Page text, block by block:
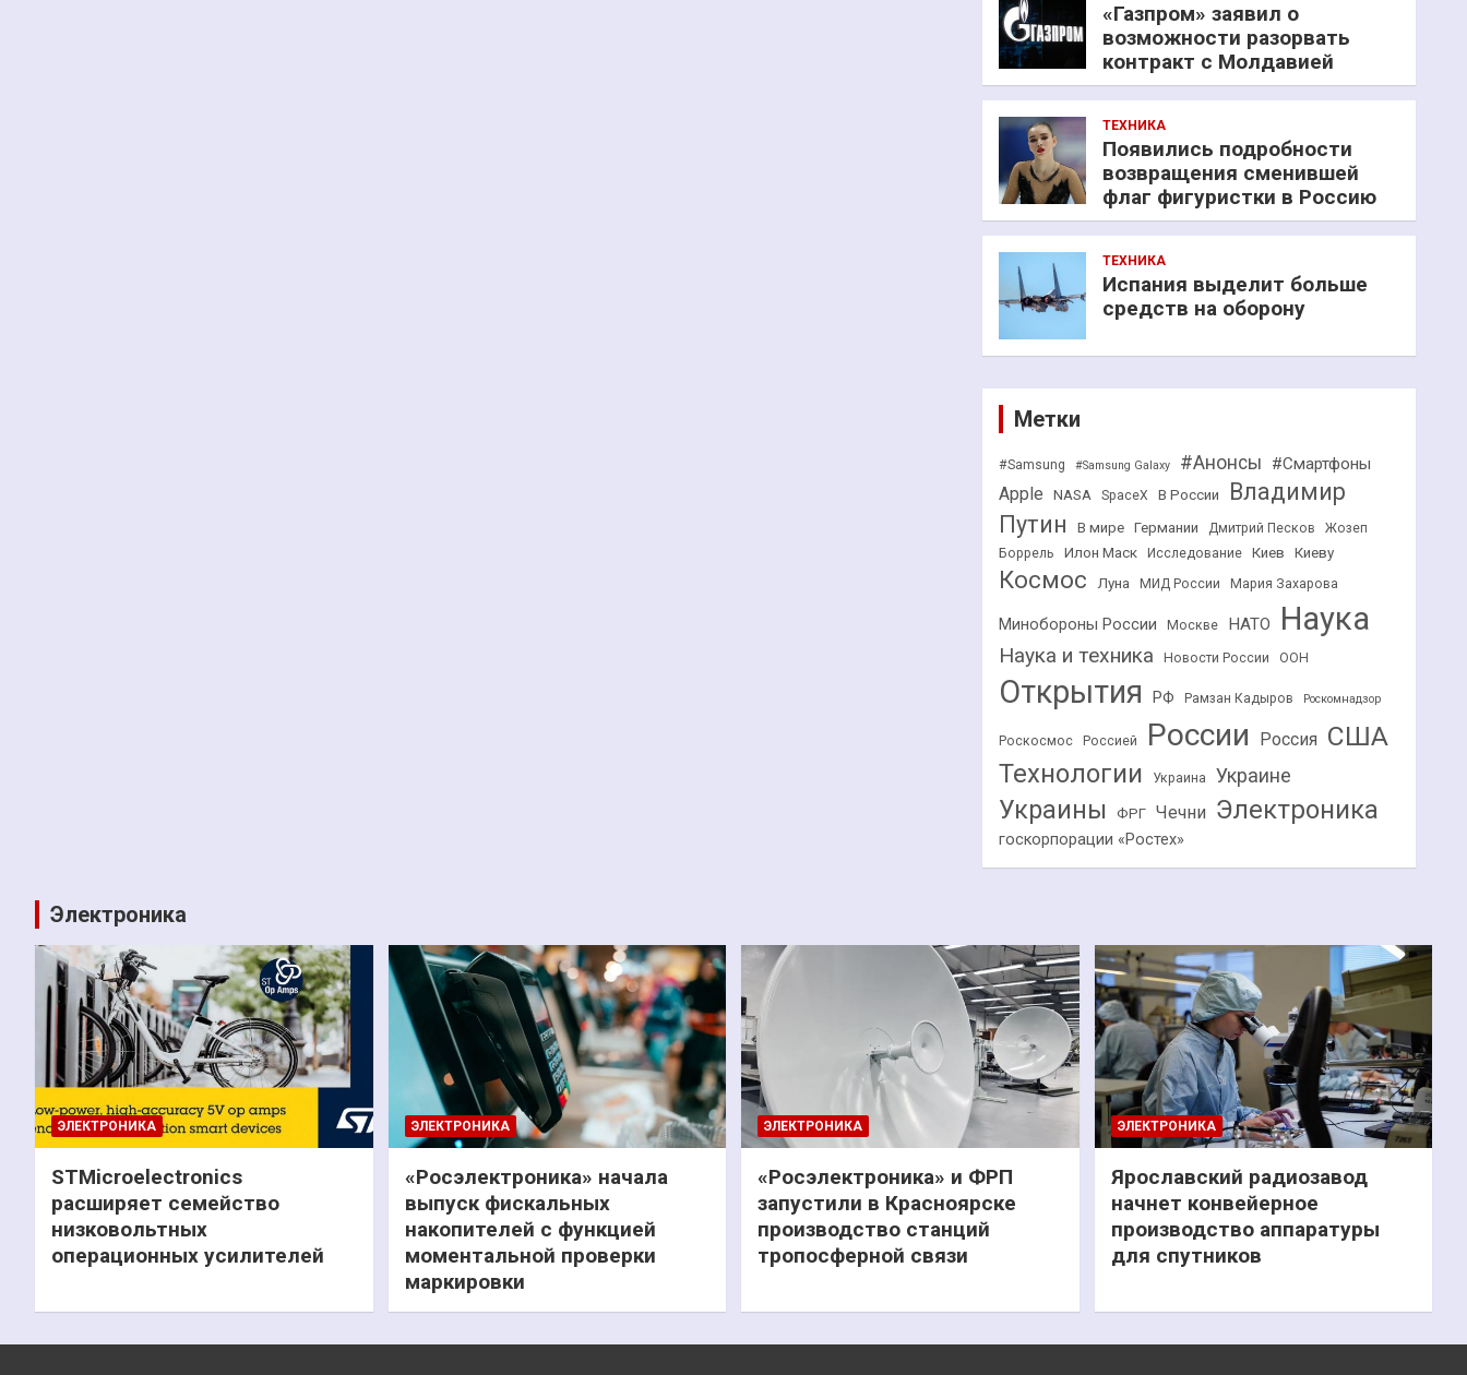
«Газпром» заявил о
возможности разорвать
контракт с Молдавией
ТЕХНИКА
Появились подробности
возвращения сменившей
флаг фигуристки в Россию
ТЕХНИКА
Испания выделит больше
средств на оборону
Метки
#Samsung #Samsung Galaxy #Анонсы #Смартфоны
Apple NASA SpaceX В России
Владимир
Путин
В мире Германии Дмитрий Песков
Жозеп
Боррель
Илон Маск Исследование Киев Киеву
Космос Луна МИД России Мария Захарова
Минобороны России Москве НАТО Наука
Наука и техника Новости России ООН
Открытия РФ Рамзан Кадыров Роскомнадзор
Роскосмос Россией России Россия США
Технологии Украина Украине
Украины ФРГ Чечни Электроника
госкорпорации «Ростех»
Электроника
ЭЛЕКТРОНИКА
STMicroelectronics
расширяет семейство
низковольтных
операционных усилителей
ЭЛЕКТРОНИКА
«Росэлектроника» начала
выпуск фискальных
накопителей с функцией
моментальной проверки
маркировки
ЭЛЕКТРОНИКА
«Росэлектроника» и ФРП
запустили в Красноярске
производство станций
тропосферной связи
ЭЛЕКТРОНИКА
Ярославский радиозавод
начнет конвейерное
производство аппаратуры
для спутников